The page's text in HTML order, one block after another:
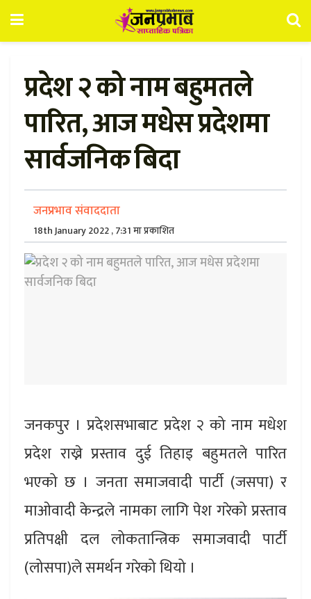
प्रदेश २ को नाम बहुमतले
पारित, आज मधेस प्रदेशमा
सार्वजनिक बिदा
जनप्रभाव संवाददाता
18th January 2022 , 7:31 मा प्रकाशित
जनकपुर । प्रदेशसभाबाट प्रदेश २ को नाम मधेश
प्रदेश राख्ने प्रस्ताव दुई तिहाइ बहुमतले पारित
भएको छ । जनता समाजवादी पार्टी (जसपा) र
माओवादी केन्द्रले नामका लागि पेश गरेको प्रस्ताव
प्रतिपक्षी दल लोकतान्त्रिक समाजवादी पार्टी
(लोसपा)ले समर्थन गरेको थियो ।